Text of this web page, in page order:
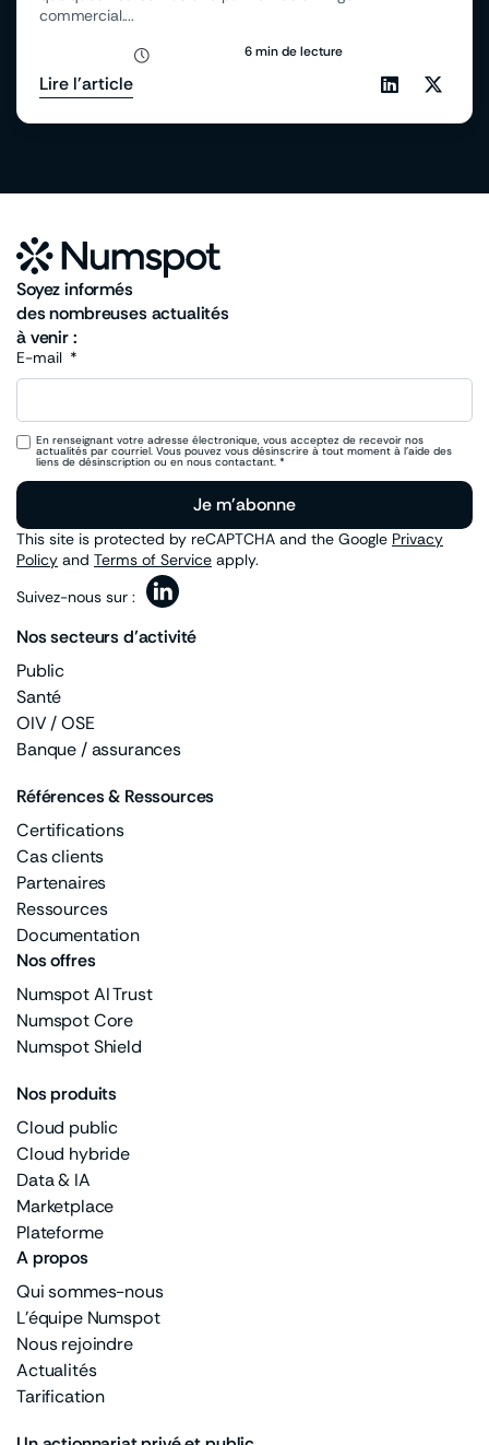
commercial....
6 min de lecture
Lire l'article
A propos
Qui sommes-nous
L'équipe Numspot
Nous rejoindre
Actualités
Tarification
Nos offres
Numspot AI Trust
Numspot Core
Numspot Shield
Nos produits
Cloud public
Cloud hybride
Data & IA
Marketplace
Plateforme
Nos secteurs d’activité
Public
Santé
OIV / OSE
Banque / assurances
Références & Ressources
Certifications
Cas clients
Partenaires
Ressources
Documentation
Soyez informés
des nombreuses actualités
à venir :
E-mail
En renseignant votre adresse électronique, vous acceptez de recevoir nos
actualités par courriel. Vous pouvez vous désinscrire à tout moment à l’aide des
liens de désinscription ou en nous contactant. *
Je m'abonne
This site is protected by reCAPTCHA and the Google Privacy
Policy and Terms of Service apply.
Suivez-nous sur :